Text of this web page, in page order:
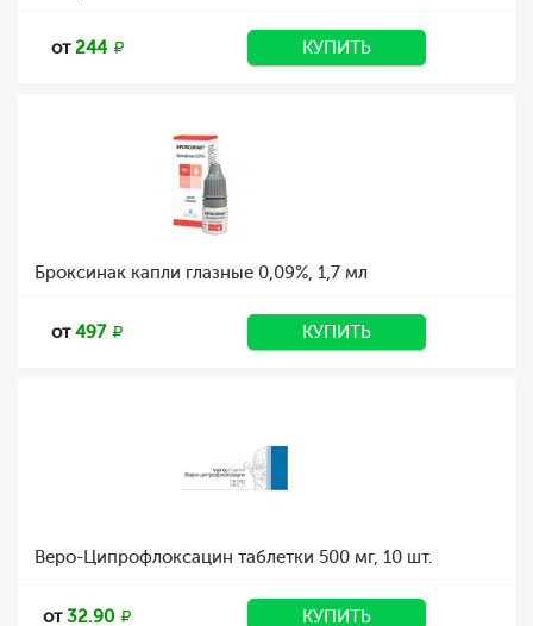
от244 КУПИТЬ
Броксинак капли глазные 0,09%, 1,7 мл
от497 КУПИТЬ
Веро-Ципрофлоксацин таблетки 500 мг, 10 шт.
от32.90 КУПИТЬ